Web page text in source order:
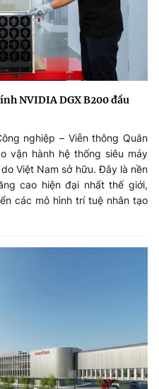
NVIDIA DGX B200 đầu
nghiệp – Viễn thông Quân
vận hành hệ thống siêu máy
Việt Nam sở hữu. Đây là nền
cao hiện đại nhất thế giới,
các mô hình trí tuệ nhân tạo